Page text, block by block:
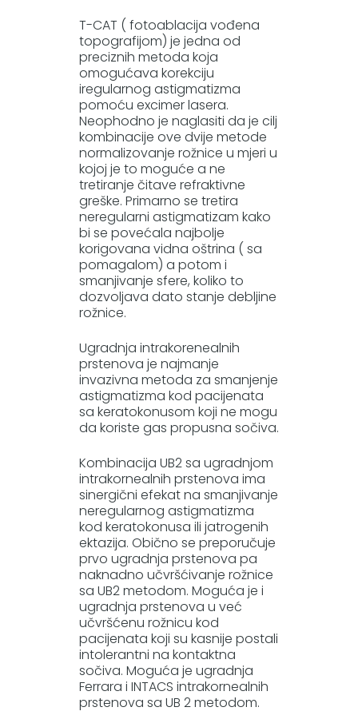
T-CAT ( fotoablacija vođena
topografijom) je jedna od
preciznih metoda koja
omogućava korekciju
iregularnog astigmatizma
pomoću excimer lasera.
Neophodno je naglasiti da je cilj
kombinacije ove dvije metode
normalizovanje rožnice u mjeri u
kojoj je to moguće a ne
tretiranje čitave refraktivne
greške. Primarno se tretira
neregularni astigmatizam kako
bi se povećala najbolje
korigovana vidna oštrina ( sa
pomagalom) a potom i
smanjivanje sfere, koliko to
dozvoljava dato stanje debljine
rožnice.
Ugradnja intrakorenealnih
prstenova je najmanje
invazivna metoda za smanjenje
astigmatizma kod pacijenata
sa keratokonusom koji ne mogu
da koriste gas propusna sočiva.
Kombinacija UB2 sa ugradnjom
intrakornealnih prstenova ima
sinergični efekat na smanjivanje
neregularnog astigmatizma
kod keratokonusa ili jatrogenih
ektazija. Obično se preporučuje
prvo ugradnja prstenova pa
naknadno učvršćivanje rožnice
sa UB2 metodom. Moguća je i
ugradnja prstenova u već
učvršćenu rožnicu kod
pacijenata koji su kasnije postali
intolerantni na kontaktna
sočiva. Moguća je ugradnja
Ferrara i INTACS intrakornealnih
prstenova sa UB 2 metodom.